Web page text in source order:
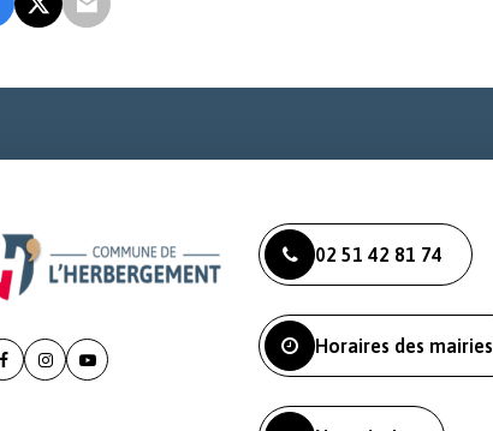
Lien Lien Lien
02 51 42 81 74
Horaires des mairies